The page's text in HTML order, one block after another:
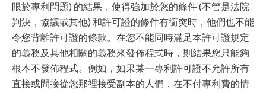
限於專利問題) 的結果，使得強加於您的條件 (不管是法院
判決，協議或其他) 和許可證的條件有衝突時，他們也不能
令您背離許可證的條款。在您不能同時滿足本許可證規定
的義務及其他相關的義務來發佈程式時，則結果您只能夠
根本不發佈程式。例如，如果某一專利許可證不允許所有
直接或間接從您那裡接受副本的人們，在不付專利費的情